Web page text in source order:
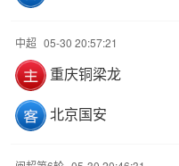
中超 05-30 20:57:21
重庆铜梁龙
北京国安